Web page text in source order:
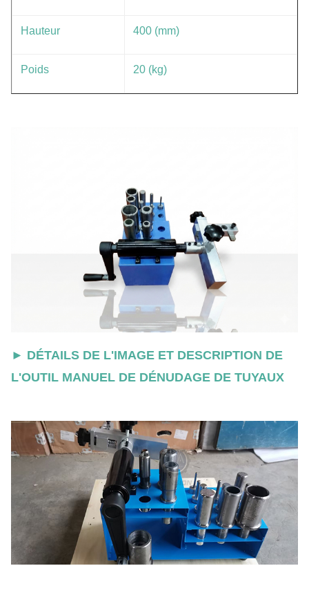
Hauteur 400 (mm)
Poids 20 (kg)
► DÉTAILS DE L'IMAGE ET DESCRIPTION DE
L'OUTIL MANUEL DE DÉNUDAGE DE TUYAUX